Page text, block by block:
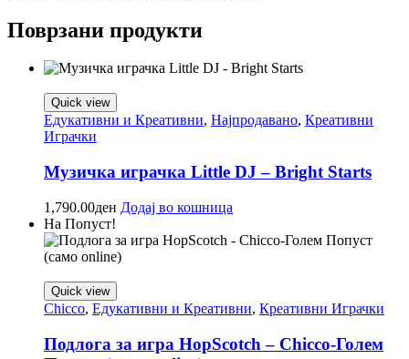
Поврзани продукти
Quick view
Едукативни и Креативни, Најпродавано, Креативни
Играчки
Музичка играчка Little DJ – Bright Starts
1,790.00ден Додај во кошница
На Попуст!
Quick view
Chicco, Едукативни и Креативни, Креативни Играчки
Подлога за игра HopScotch – Chicco-Голем